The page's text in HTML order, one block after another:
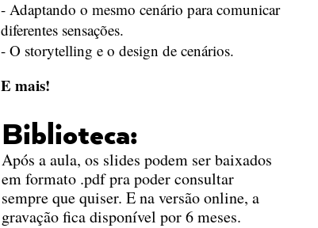
- Adaptando o mesmo cenário para comunicar
diferentes sensações.
- O storytelling e o design de cenários.
E mais!
Biblioteca:
Após a aula, os slides podem ser baixados
em formato .pdf pra poder consultar
sempre que quiser. E na versão online, a
gravação fica disponível por 6 meses.